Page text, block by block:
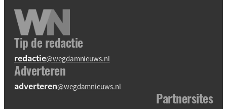
Tip de redactie
redactie@wegdamnieuws.nl
Adverteren
adverteren@wegdamnieuws.nl
Partnersites